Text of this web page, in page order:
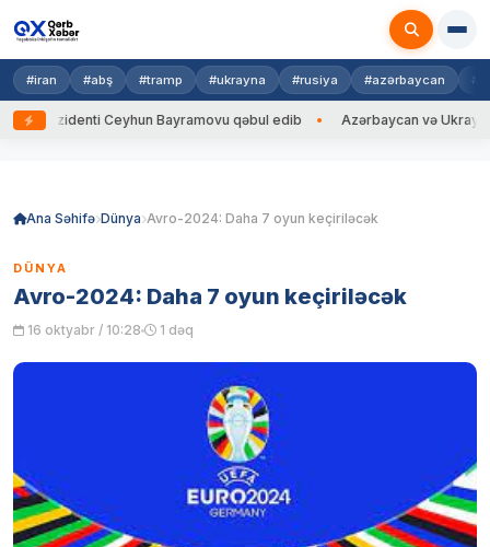
#iran #abş #tramp #ukrayna #rusiya #azərbaycan
Ceyhun Bayramovu qəbul edib Azərbaycan və Ukrayna XİN
Ana Səhifə Dünya Avro-2024: Daha 7 oyun keçiriləcək
DÜNYA
Avro-2024: Daha 7 oyun keçiriləcək
16 oktyabr / 10:28 1 dəq